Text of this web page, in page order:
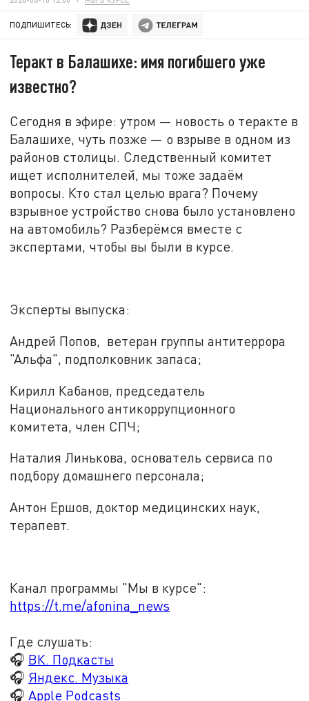
ПОДПИШИТЕСЬ:
Теракт в Балашихе: имя погибшего уже
известно?
Сегодня в эфире: утром — новость о теракте в
Балашихе, чуть позже — о взрыве в одном из
районов столицы. Следственный комитет
ищет исполнителей, мы тоже задаём
вопросы. Кто стал целью врага? Почему
взрывное устройство снова было установлено
на автомобиль? Разберёмся вместе с
экспертами, чтобы вы были в курсе.
Эксперты выпуска:
Андрей Попов, ветеран группы антитеррора
"Альфа", подполковник запаса;
Кирилл Кабанов, председатель
Национального антикоррупционного
комитета, член СПЧ;
Наталия Линькова, основатель сервиса по
подбору домашнего персонала;
Антон Ершов, доктор медицинских наук,
терапевт.
Канал программы "Мы в курсе":
https://t.me/afonina_news
Где слушать:
🎧 ВК. Подкасты
🎧 Яндекс. Музыка
🎧Apple Podcasts